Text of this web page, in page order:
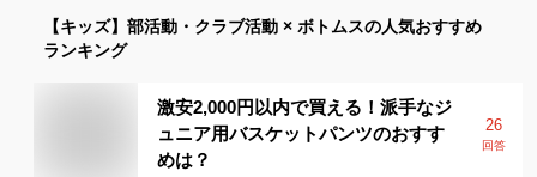
【キッズ】 部活動・クラブ活動 × ボトムスの人気おすすめ
ランキング
激安2,000円以内で買える！派手なジ
ュニア用バスケットパンツのおすす
めは？
26
回答